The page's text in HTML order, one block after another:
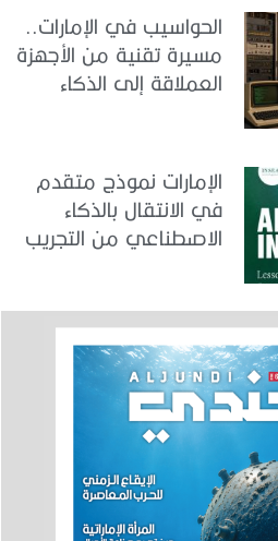
الحواسيب في الإمارات..
مسيرة تقنية من الأجهزة
العملاقة إلى الذكاء
الإمارات نموذج متقدم
في الانتقال بالذكاء
الاصطناعي من التجريب